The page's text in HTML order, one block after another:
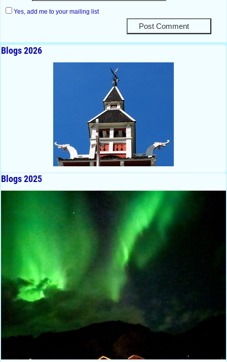
Yes, add me to your mailing list
Blogs 2026
Blogs 2025